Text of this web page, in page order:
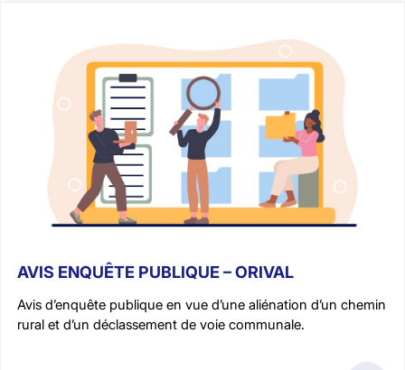
AVIS ENQUÊTE PUBLIQUE – ORIVAL
Avis d’enquête publique en vue d’une aliénation d’un chemin
rural et d’un déclassement de voie communale.